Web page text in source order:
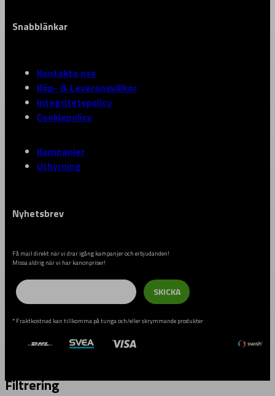
Snabblänkar
Kontakta oss
Köp- & Leveransvillkor
Integritetspolicy
Cookiepolicy
Kampanjer
Uthyrning
Nyhetsbrev
Få mail direkt när vi drar igång kampanjer och erbjudanden!
Missa aldrig när vi har kanonpriser!
Email
SKICKA
* Fraktkostnad kan tillkomma på tunga och/eller skrymmande produkter
Filtrering